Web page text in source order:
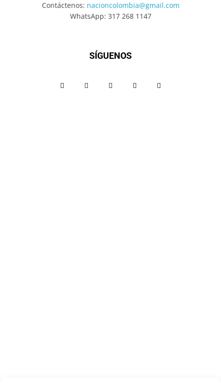
Contáctenos: nacioncolombia@gmail.com
WhatsApp: 317 268 1147
SÍGUENOS